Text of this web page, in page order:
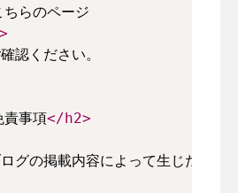
らのページ
>
ください。
責事項</h2>
の掲載内容によって生じた損害